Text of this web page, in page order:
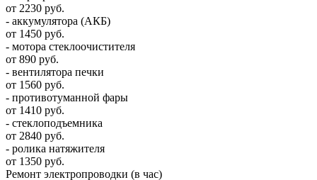
от 2230 руб.
- аккумулятора (АКБ)
от 1450 руб.
- мотора стеклоочистителя
от 890 руб.
- вентилятора печки
от 1560 руб.
- противотуманной фары
от 1410 руб.
- стеклоподъемника
от 2840 руб.
- ролика натяжителя
от 1350 руб.
Ремонт электропроводки (в час)